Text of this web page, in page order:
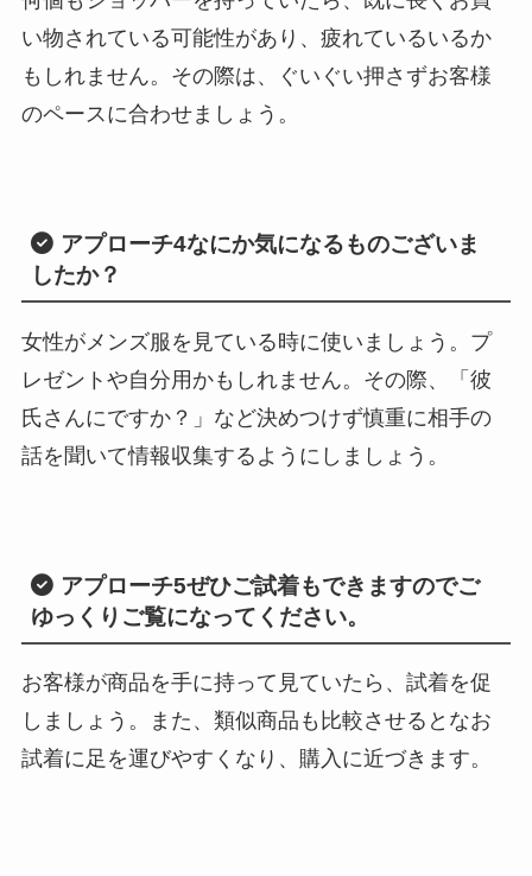
い物されている可能性があり、疲れているいるか
もしれません。その際は、ぐいぐい押さずお客様
のペースに合わせましょう。
アプローチ4なにか気になるものございま
したか？
女性がメンズ服を見ている時に使いましょう。プ
レゼントや自分用かもしれません。その際、「彼
氏さんにですか？」など決めつけず慎重に相手の
話を聞いて情報収集するようにしましょう。
アプローチ5ぜひご試着もできますのでご
ゆっくりご覧になってください。
お客様が商品を手に持って見ていたら、試着を促
しましょう。また、類似商品も比較させるとなお
試着に足を運びやすくなり、購入に近づきます。